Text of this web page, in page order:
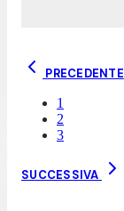
PRECEDENTE
1
2
3
SUCCESSIVA